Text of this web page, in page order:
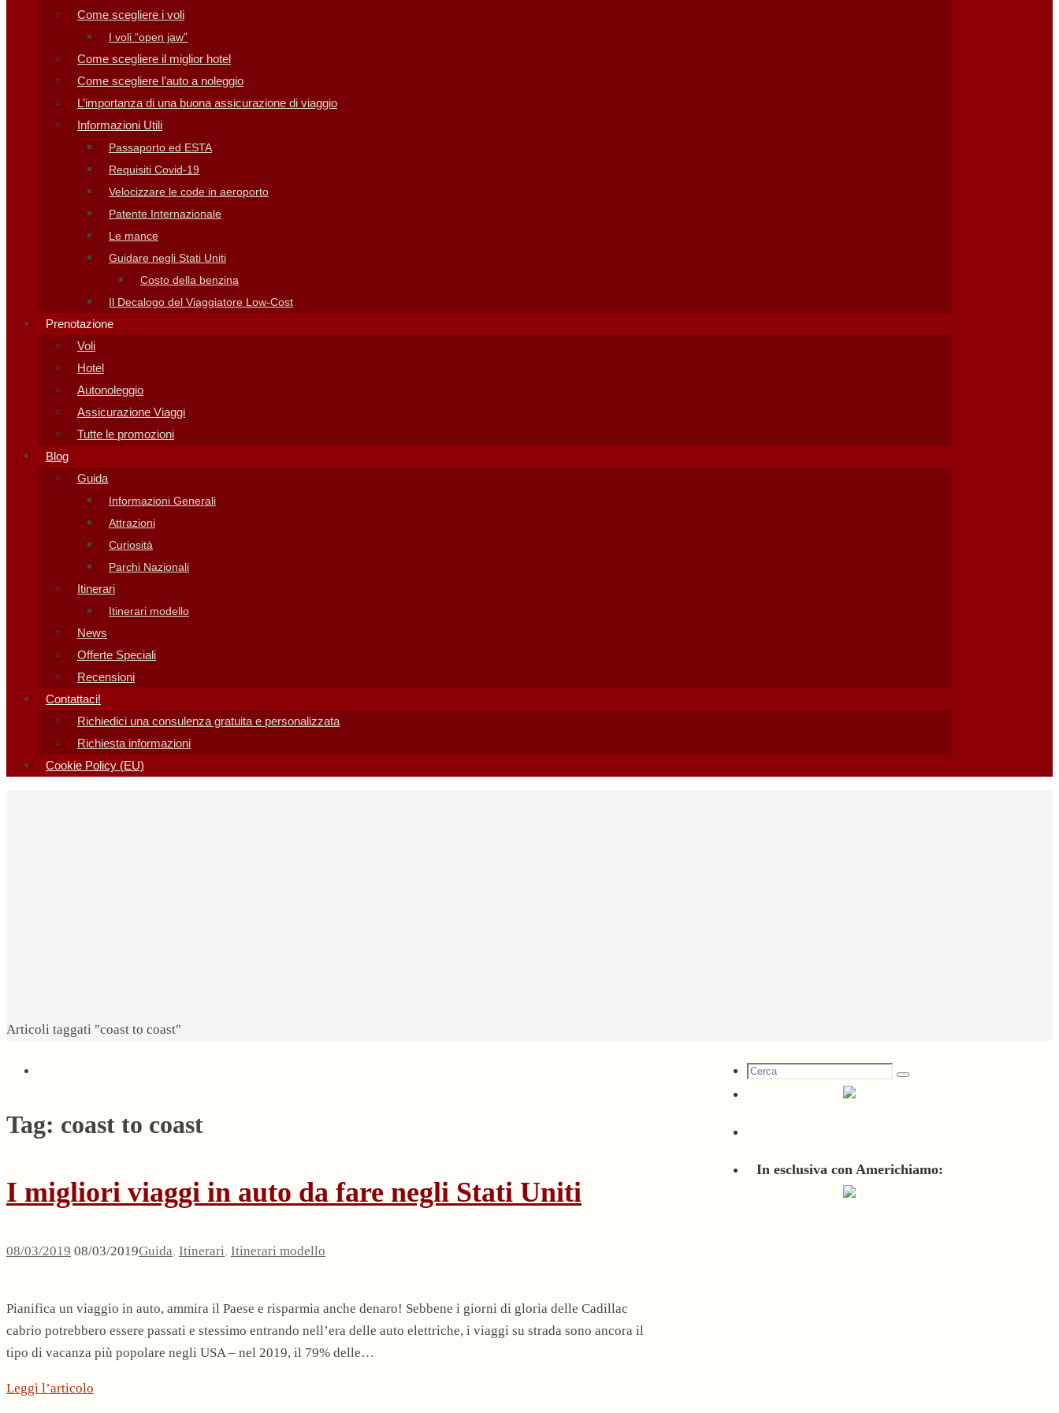
Come scegliere i voli
I voli “open jaw”
Come scegliere il miglior hotel
Come scegliere l’auto a noleggio
L’importanza di una buona assicurazione di viaggio
Informazioni Utili
Passaporto ed ESTA
Requisiti Covid-19
Velocizzare le code in aeroporto
Patente Internazionale
Le mance
Guidare negli Stati Uniti
Costo della benzina
Il Decalogo del Viaggiatore Low-Cost
Prenotazione
Voli
Hotel
Autonoleggio
Assicurazione Viaggi
Tutte le promozioni
Blog
Guida
Informazioni Generali
Attrazioni
Curiosità
Parchi Nazionali
Itinerari
Itinerari modello
News
Offerte Speciali
Recensioni
Contattaci!
Richiedici una consulenza gratuita e personalizzata
Richiesta informazioni
Cookie Policy (EU)
Home
Articoli taggati "coast to coast"
Tag: coast to coast
I migliori viaggi in auto da fare negli Stati Uniti
08/03/2019 08/03/2019Guida, Itinerari, Itinerari modello
Pianifica un viaggio in auto, ammira il Paese e risparmia anche denaro! Sebbene i giorni di gloria delle Cadillac
cabrio potrebbero essere passati e stessimo entrando nell’era delle auto elettriche, i viaggi su strada sono ancora il
tipo di vacanza più popolare negli USA – nel 2019, il 79% delle…
Leggi l’articolo
Cerca
Cerca
In esclusiva con Americhiamo: